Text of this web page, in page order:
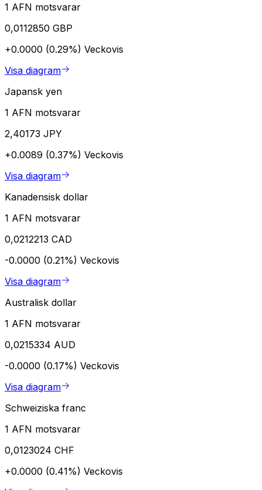
1 AFN motsvarar
0,0112850 GBP
+0.0000 (0.29%) Veckovis
Visa diagram
Japansk yen
1 AFN motsvarar
2,40173 JPY
+0.0089 (0.37%) Veckovis
Visa diagram
Kanadensisk dollar
1 AFN motsvarar
0,0212213 CAD
-0.0000 (0.21%) Veckovis
Visa diagram
Australisk dollar
1 AFN motsvarar
0,0215334 AUD
-0.0000 (0.17%) Veckovis
Visa diagram
Schweiziska franc
1 AFN motsvarar
0,0123024 CHF
+0.0000 (0.41%) Veckovis